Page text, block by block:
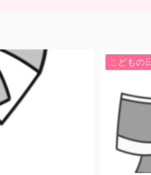
こどもの